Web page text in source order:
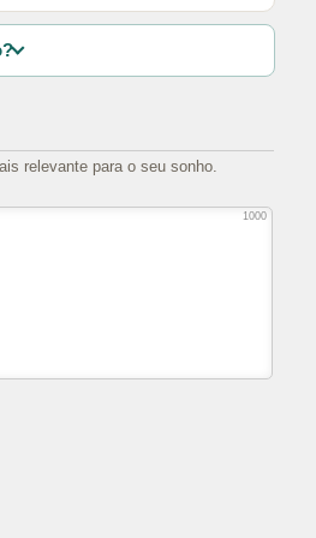
relevante para o seu sonho.
1000